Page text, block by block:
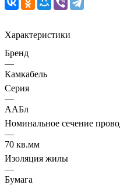
Характеристики
Бренд
—
Камкабель
Серия
—
ААБл
Номинальное сечение
—
70 кв.мм
Изоляция жилы
—
Бумага